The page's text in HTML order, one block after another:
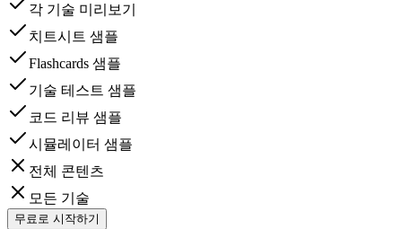
각 기술 미리보기
치트시트 샘플
Flashcards 샘플
기술 테스트 샘플
코드 리뷰 샘플
시뮬레이터 샘플
전체 콘텐츠
모든 기술
무료로 시작하기